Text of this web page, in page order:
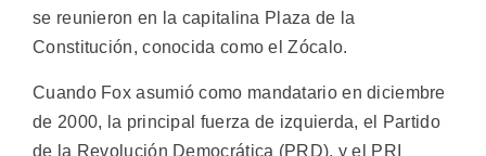
se reunieron en la capitalina Plaza de la
Constitución, conocida como el Zócalo.
Cuando Fox asumió como mandatario en diciembre
de 2000, la principal fuerza de izquierda, el Partido
de la Revolución Democrática (PRD), y el PRI